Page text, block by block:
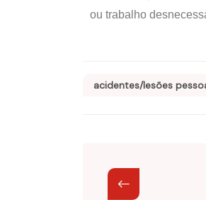
ou trabalho
acidentes/lesões